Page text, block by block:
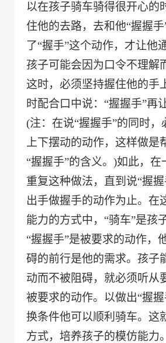
以在孩子骑车骑得很开心的
住他的去路，去和他“握握
了“握手”这个动作，才让他
孩子可能会因为口令不理解
这时，必须坚持握住他的手
时配合口中说：“握握手”再
(注：在说“握握手”的同时，
上下摆动的动作，这样做是
“握握手”的含义。 )如此，在
重复这种做法，直到说“握
出手做握手的动作为止。在
能力的方式中，“骑车”是孩
“握握手”是被要求的动作，
碍的前行是他的需求。孩子
动而不被阻碍，就必须听从
被要求的动作。以做出“握
换条件他可以顺利骑车。这
方式，培养孩子的模仿能力。